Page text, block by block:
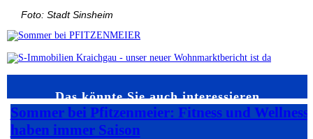
Foto: Stadt Sinsheim
Das könnte Sie auch interessieren…
Sommer bei Pfitzenmeier: Fitness und Wellness
haben immer Saison